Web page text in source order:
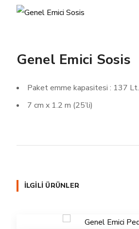
Genel Emici Sosis
Paket emme kapasitesi : 137 Lt.
7 cm x 1.2 m (25’li)
İLGILI ÜRÜNLER